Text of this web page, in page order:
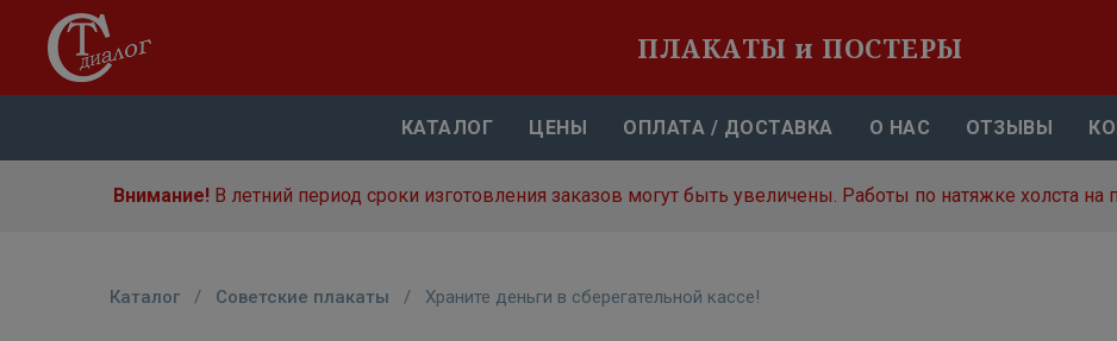
ПЛАКАТЫ и ПОСТЕРЫ
КАТАЛОГ ЦЕНЫ ОПЛАТА / ДОСТАВКА О НАС ОТЗЫВЫ
Внимание! В летний период сроки изготовления заказов могут быть увеличены. Работы по натяжке холста на
Каталог / Советские плакаты / Храните деньги в сберегательной кассе!